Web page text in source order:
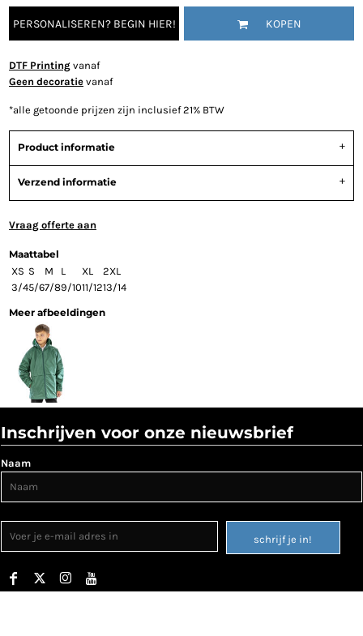
PERSONALISEREN? BEGIN HIER! KOPEN
DTF Printing vanaf
Geen decoratie vanaf
*alle getoonde prijzen zijn inclusief 21% BTW
Product informatie
Verzend informatie
Vraag offerte aan
Maattabel
XS S M L XL
2XL
3/45/67/89/1011/1213/14
Meer afbeeldingen
Inschrijven voor onze nieuwsbrief
Naam
schrijf je in!